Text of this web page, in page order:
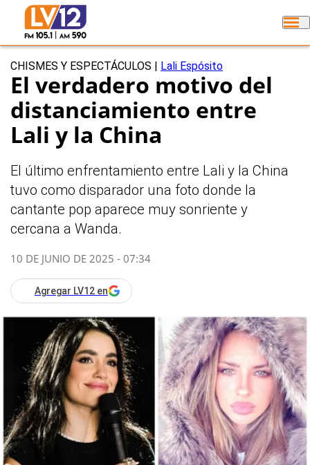
CHISMES Y ESPECTÁCULOS Lali Espósito
El verdadero motivo del
distanciamiento entre
Lali y la China
El último enfrentamiento entre Lali y la China
tuvo como disparador una foto donde la
cantante pop aparece muy sonriente y
cercana a Wanda.
10 DE JUNIO DE 2025 - 07:34
Agregar LV12 en